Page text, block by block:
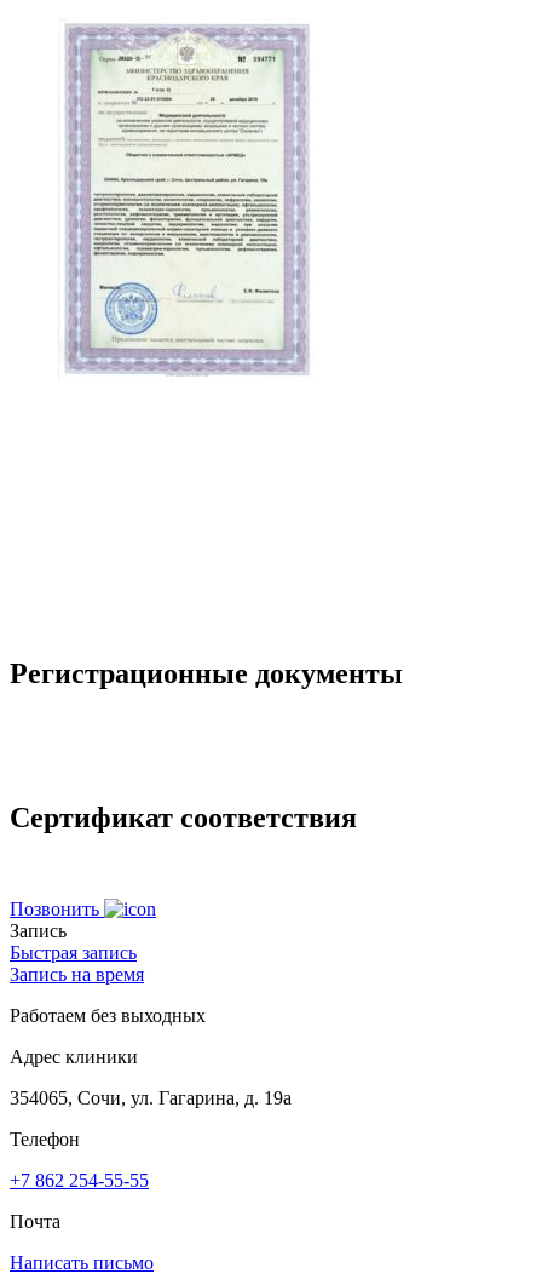
Регистрационные документы
Сертификат соответствия
Позвонить
Запись
Быстрая запись
Запись на время
Работаем без выходных
Адрес клиники
354065, Сочи, ул. Гагарина, д. 19а
Телефон
+7 862 254-55-55
Почта
Написать письмо